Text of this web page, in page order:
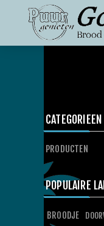
CATEGORIEEN
PRODUCTEN
POPULAIRE
BROODJE